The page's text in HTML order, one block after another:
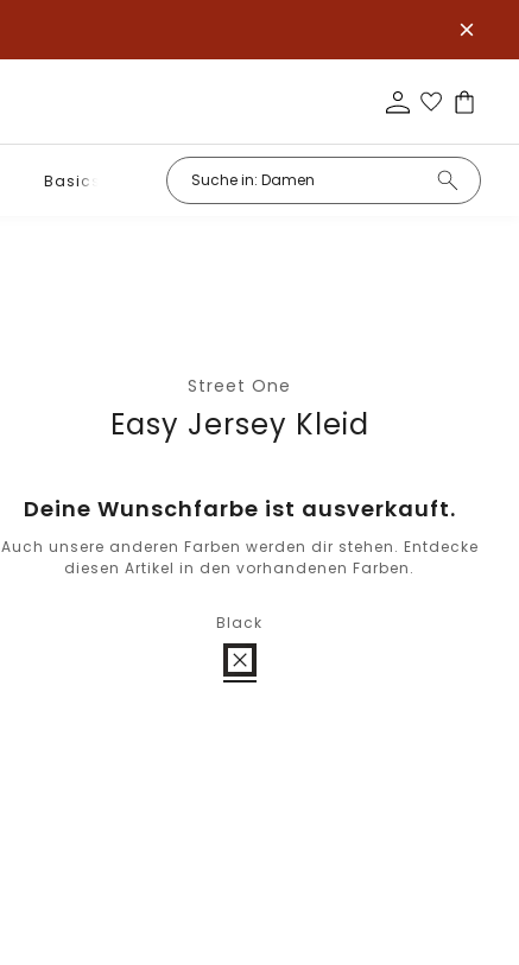
Basics
Street One
Easy Jersey Kleid
Deine Wunschfarbe ist ausverkauft.
Auch unsere anderen Farben werden dir stehen. Entdecke
diesen Artikel in den vorhandenen Farben.
Black